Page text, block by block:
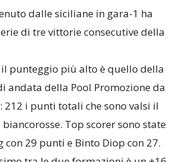
dalle siciliane in gara-1 ha
il punteggio più alto è quello della
andata della Pool Promozione da
i punti totali che sono valsi il
biancorosse. Top scorer sono state
con 29 punti e Binto Diop con 27.